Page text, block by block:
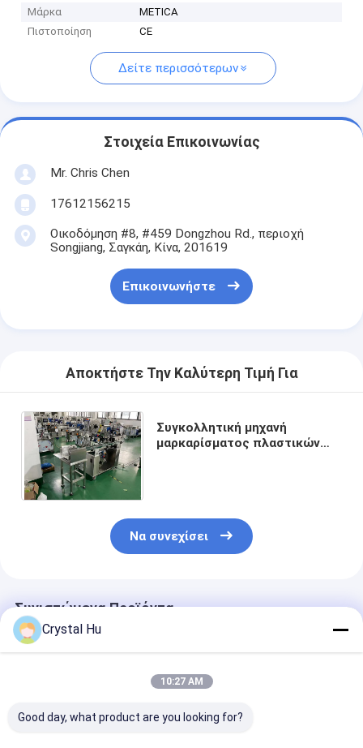
Μάρκα
METICA
Πιστοποίηση
CE
Δείτε περισσότερων
Στοιχεία Επικοινωνίας
Mr. Chris Chen
17612156215
Οικοδόμηση #8, #459 Dongzhou Rd., περιοχή
Songjiang, Σαγκάη, Κίνα, 201619
Επικοινωνήστε
Αποκτήστε Την Καλύτερη Τιμή Για
Συγκολλητική μηχανή
μαρκαρίσματος πλαστικών
Να συνεχίσει
Συνιστώμενα Προϊόντα
Crystal Hu
10:27 AM
Good day, what product are you looking for?